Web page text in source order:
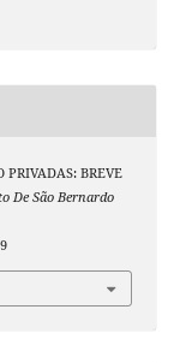
PRIVADAS: BREVE
De São Bernardo